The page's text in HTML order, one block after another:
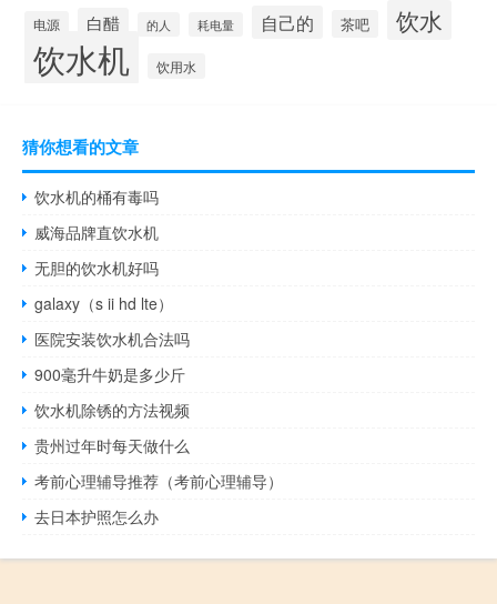
电源 白醋 的人 耗电量 自己的 茶吧 饮水
饮水机 饮用水
猜你想看的文章
饮水机的桶有毒吗
威海品牌直饮水机
无胆的饮水机好吗
galaxy（s ii hd lte）
医院安装饮水机合法吗
900毫升牛奶是多少斤
饮水机除锈的方法视频
贵州过年时每天做什么
考前心理辅导推荐（考前心理辅导）
去日本护照怎么办